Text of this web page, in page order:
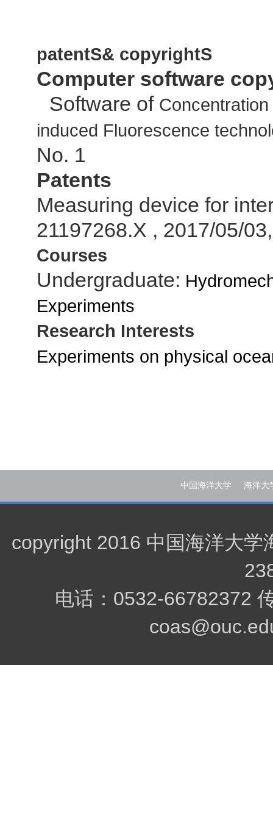
patentS& copyrightS
Computer software
Software of
induced Fluorescence
No. 1
Patents
Measuring device for
21197268.X , 2017/05/
Courses
Undergraduate:
Experiments
Research Interests
Experiments on physical
中国海洋大学 海洋大
copyright 2016 中国海洋大学
电话：0532-66782372